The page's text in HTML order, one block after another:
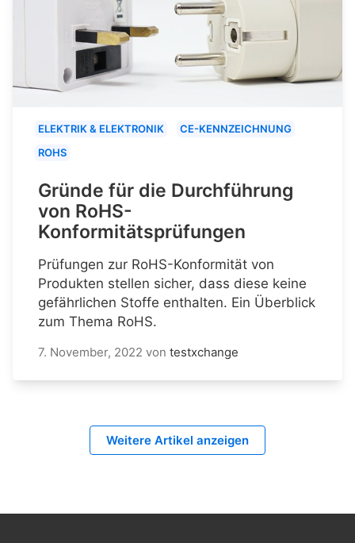
ELEKTRIK & ELEKTRONIK
CE-KENNZEICHNUNG
ROHS
Gründe für die Durchführung
von RoHS-
Konformitätsprüfungen
Prüfungen zur RoHS-Konformität von
Produkten stellen sicher, dass diese keine
gefährlichen Stoffe enthalten. Ein Überblick
zum Thema RoHS.
7. November, 2022 von testxchange
Weitere Artikel anzeigen